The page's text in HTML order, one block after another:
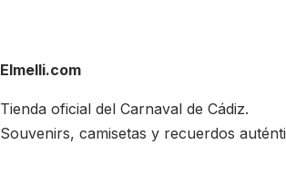
Elmelli.com
Tienda oficial del Carnaval de Cádiz.
Souvenirs, camisetas y recuerdos